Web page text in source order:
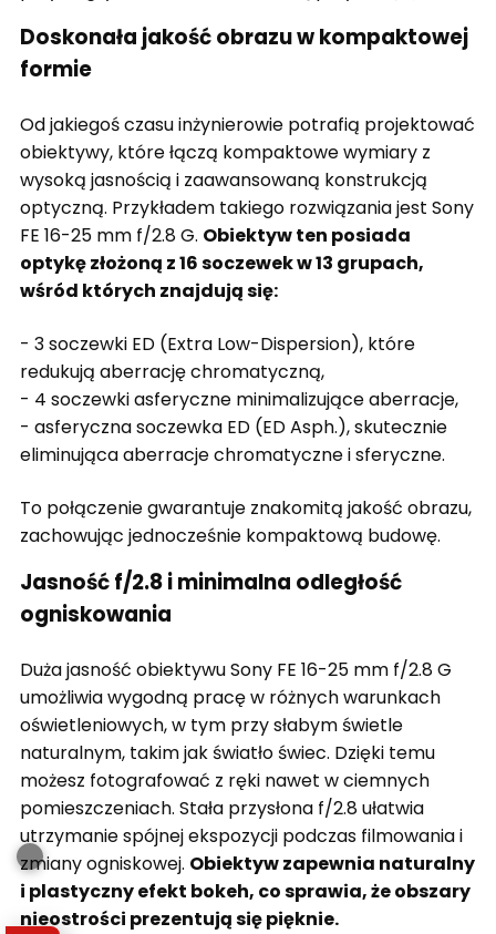
Doskonała jakość obrazu w kompaktowej
formie
Od jakiegoś czasu inżynierowie potrafią projektować
obiektywy, które łączą kompaktowe wymiary z
wysoką jasnością i zaawansowaną konstrukcją
optyczną. Przykładem takiego rozwiązania jest Sony
FE 16-25 mm f/2.8 G. Obiektyw ten posiada
optykę złożoną z 16 soczewek w 13 grupach,
wśród których znajdują się:
- 3 soczewki ED (Extra Low-Dispersion), które
redukują aberrację chromatyczną,
- 4 soczewki asferyczne minimalizujące aberracje,
- asferyczna soczewka ED (ED Asph.), skutecznie
eliminująca aberracje chromatyczne i sferyczne.
To połączenie gwarantuje znakomitą jakość obrazu,
zachowując jednocześnie kompaktową budowę.
Jasność f/2.8 i minimalna odległość
ogniskowania
Duża jasność obiektywu Sony FE 16-25 mm f/2.8 G
umożliwia wygodną pracę w różnych warunkach
oświetleniowych, w tym przy słabym świetle
naturalnym, takim jak światło świec. Dzięki temu
możesz fotografować z ręki nawet w ciemnych
pomieszczeniach. Stała przysłona f/2.8 ułatwia
utrzymanie spójnej ekspozycji podczas filmowania i
zmiany ogniskowej. Obiektyw zapewnia naturalny
i plastyczny efekt bokeh, co sprawia, że obszary
nieostrości prezentują się pięknie.